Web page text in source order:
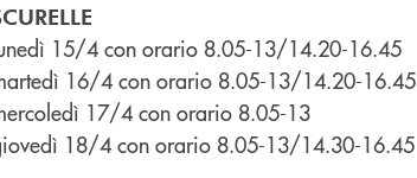
15/4 con orario 8.05-13/14.20-16.45
16/4 con orario 8.05-13/14.20-16.45
17/4 con orario 8.05-13
18/4 con orario 8.05-13/14.30-16.45